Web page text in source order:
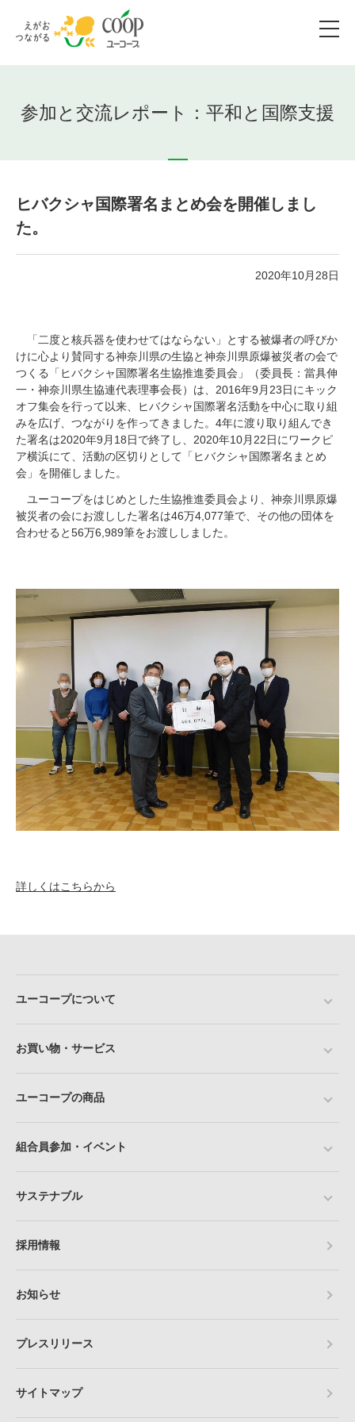
参加と交流レポート：平和と国際支援
ヒバクシャ国際署名まとめ会を開催しまし
た。
2020年10月28日
「二度と核兵器を使わせてはならない」とする被爆者の呼びか
けに心より賛同する神奈川県の生協と神奈川県原爆被災者の会で
つくる「ヒバクシャ国際署名生協推進委員会」（委員長：當具伸
一・神奈川県生協連代表理事会長）は、2016年9月23日にキック
オフ集会を行って以来、ヒバクシャ国際署名活動を中心に取り組
みを広げ、つながりを作ってきました。4年に渡り取り組んでき
た署名は2020年9月18日で終了し、2020年10月22日にワークピ
ア横浜にて、活動の区切りとして「ヒバクシャ国際署名まとめ
会」を開催しました。
ユーコープをはじめとした生協推進委員会より、神奈川県原爆
被災者の会にお渡しした署名は46万4,077筆で、その他の団体を
合わせると56万6,989筆をお渡ししました。
詳しくはこちらから
ユーコープについて
お買い物・サービス
ユーコープの商品
組合員参加・イベント
サステナブル
採用情報
お知らせ
プレスリリース
サイトマップ